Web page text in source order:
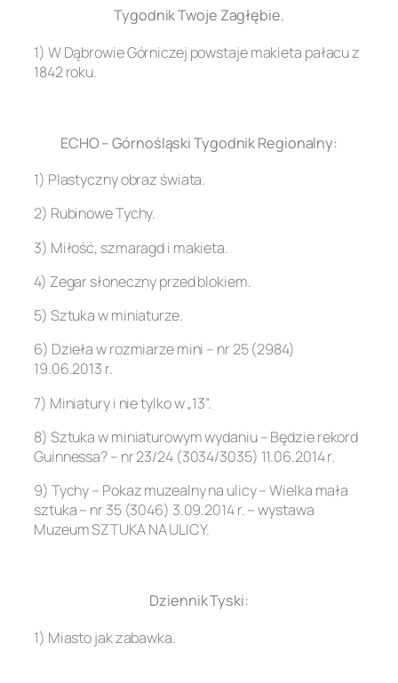
Tygodnik Twoje Zagłębie.
1) W Dąbrowie Górniczej powstaje makieta pałacu z
1842 roku.
ECHO – Górnośląski Tygodnik Regionalny:
1) Plastyczny obraz świata.
2) Rubinowe Tychy.
3) Miłość, szmaragd i makieta.
4) Zegar słoneczny przed blokiem.
5) Sztuka w miniaturze.
6) Dzieła w rozmiarze mini – nr 25 (2984)
19.06.2013 r.
7) Miniatury i nie tylko w „13”.
8) Sztuka w miniaturowym wydaniu – Będzie rekord
Guinnessa? – nr 23/24 (3034/3035) 11.06.2014 r.
9) Tychy – Pokaz muzealny na ulicy – Wielka mała
sztuka – nr 35 (3046) 3.09.2014 r. – wystawa
Muzeum SZTUKA NA ULICY.
Dziennik Tyski:
1) Miasto jak zabawka.